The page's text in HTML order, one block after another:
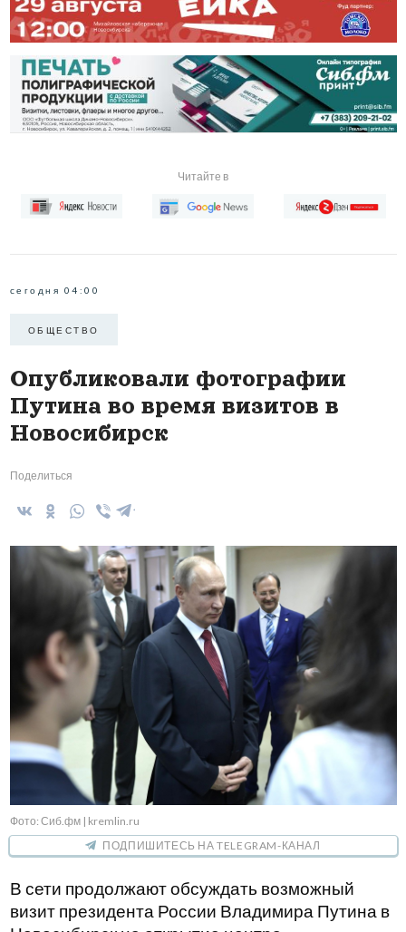
Читайте в
сегодня 04:00
ОБЩЕСТВО
Опубликовали фотографии
Путина во время визитов в
Новосибирск
Поделиться
Фото: Сиб.фм | kremlin.ru
ПОДПИШИТЕСЬ НА TELEGRAM-КАНАЛ
В сети продолжают обсуждать возможный
визит президента России Владимира Путина в